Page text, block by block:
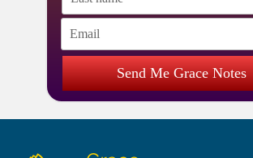
Send Me Grace Notes